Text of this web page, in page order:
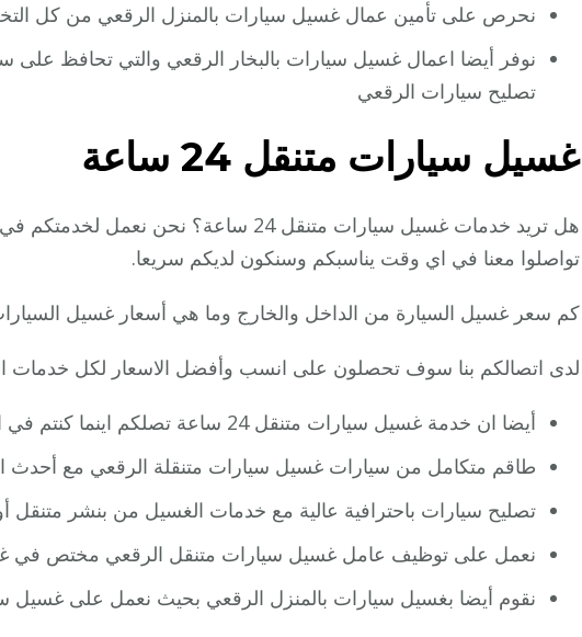
نحرص على تأمين عمال غسيل سيارات بالمنزل الرقعي من كل
نوفر أيضا اعمال غسيل سيارات بالبخار الرقعي والتي تحافظ
تصليح سيارات الرقعي
غسيل سيارات متنقل 24 ساعة
هل تريد خدمات غسيل سيارات متنقل 24 ساعة؟
تواصلوا معنا في اي وقت يناسبكم وسنكون لديكم سريعا.
كم سعر غسيل السيارة من الداخل والخارج وما هي أسعار غسيل
لدى اتصالكم بنا سوف تحصلون على انسب وأفضل الاسعار لكل خدمات
أيضا ان خدمة غسيل سيارات متنقل 24 ساعة تصلكم اينما كنتم في الكويت أو الرقعي حيث نوفر لكم:
طاقم متكامل من سيارات غسيل سيارات متنقلة الرقعي مع أحدث
تصليح سيارات باحترافية عالية مع خدمات الغسيل من بنشر متنقل
نعمل على توظيف عامل غسيل سيارات متنقل الرقعي مختص في
نقوم أيضا بغسيل سيارات بالمنزل الرقعي بحيث نعمل على غسيل